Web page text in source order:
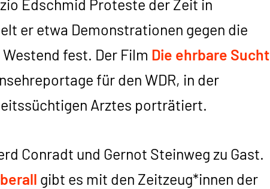
Edschmid Proteste der Zeit in
er etwa Demonstrationen gegen die
fest. Der Film Die ehrbare Sucht
für den WDR, in der
Arztes porträtiert.
Conradt und Gernot Steinweg zu Gast.
gibt es mit den Zeitzeug*innen der